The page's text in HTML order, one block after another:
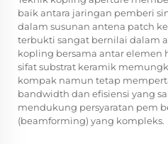
baik antara jaringan pemberi
dalam susunan antena patch
terbukti sangat bernilai dalam
kopling bersama antar elemen
sifat substrat keramik
kompak namun tetap
bandwidth dan efisiensi yang
mendukung persyaratan pem
(beamforming) yang kompleks.